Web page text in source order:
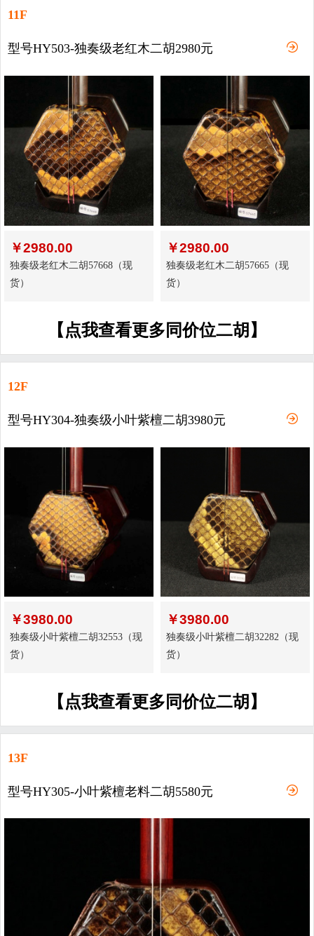
11F
型号HY503-独奏级老红木二胡2980元
￥2980.00
独奏级老红木二胡57668（现
货）
￥2980.00
独奏级老红木二胡57665（现
货）
【点我查看更多同价位二胡】
12F
型号HY304-独奏级小叶紫檀二胡3980元
￥3980.00
独奏级小叶紫檀二胡32553（现
货）
￥3980.00
独奏级小叶紫檀二胡32282（现
货）
【点我查看更多同价位二胡】
13F
型号HY305-小叶紫檀老料二胡5580元